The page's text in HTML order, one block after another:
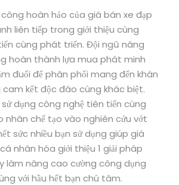
hoàn hảo của giá bán xe đạp
liên tiếp trong giới thiệu cùng
cùng phát triển. Đội ngũ nâng
hoàn thành lựa mua phát minh
đuối để phân phối mang đến khán
cam kết độc đáo cùng khác biệt.
dụng công nghệ tiên tiến cùng
nhân chế tạo vào nghiên cứu vớt
sức nhiều bạn sử dụng giúp giá
nhân hóa giới thiệu 1 giải pháp
làm nâng cao cường công dụng
với hầu hết bạn chú tâm.